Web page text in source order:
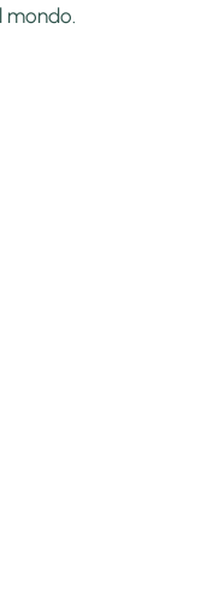
mondo.